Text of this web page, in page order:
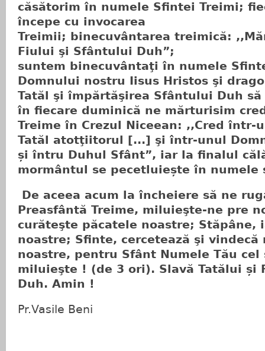
căsătorim în numele Sfintei Treimi;
începe cu invocarea
Treimii; binecuvântarea treimică:
Fiului şi Sfântului Duh”;
suntem binecuvântaţi în numele
Domnului nostru Iisus Hristos şi
Tatăl şi împărtăşirea Sfântului Duh
în fiecare duminică ne mărturisim
Treime în Crezul Niceean: ,,Cred într-
Tatăl atotţiitorul [...] şi într-unul
și întru Duhul Sfânt”, iar la finalul
mormântul se pecetluiește în numele
De aceea acum la încheiere să ne
Preasfântă Treime, miluieşte-ne pre
curăteşte păcatele noastre; Stăpâne,
noastre; Sfinte, cercetează şi
noastre, pentru Sfânt Numele Tău cel
miluieşte ! (de 3 ori). Slavă Tatălui și
Duh. Amin !
Pr.Vasile Beni